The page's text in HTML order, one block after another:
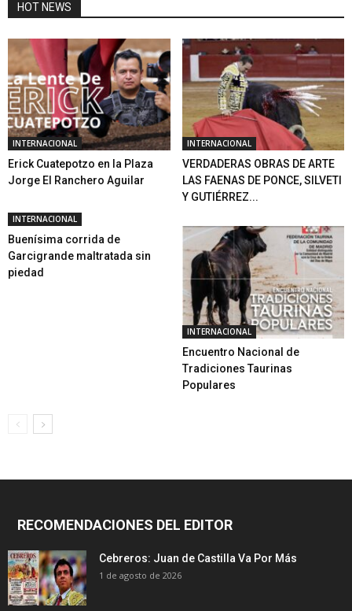
HOT NEWS
INTERNACIONAL
Erick Cuatepotzo en la Plaza
Jorge El Ranchero Aguilar
INTERNACIONAL
VERDADERAS OBRAS DE ARTE
LAS FAENAS DE PONCE, SILVETI
Y GUTIÉRREZ...
INTERNACIONAL
Buenísima corrida de
Garcigrande maltratada sin
piedad
INTERNACIONAL
Encuentro Nacional de
Tradiciones Taurinas
Populares
RECOMENDACIONES DEL EDITOR
Cebreros: Juan de Castilla Va Por Más
1 de agosto de 2026